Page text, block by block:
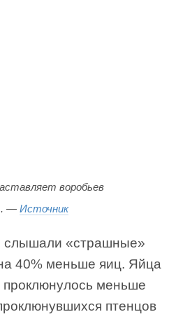
воробьев
— Источник
слышали «страшные»
40% меньше яиц. Яйца
меньше
птенцов